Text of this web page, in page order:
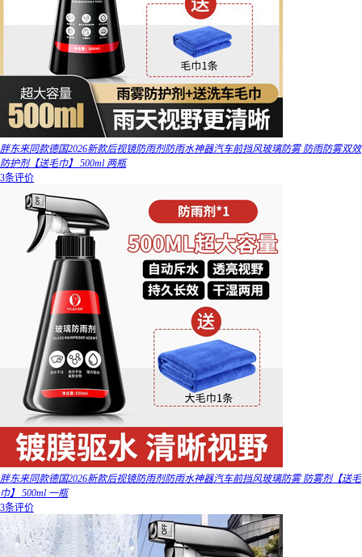
胖东来同款德国2026新款后视镜防雨剂防雨水神器汽车前挡风玻璃防雾 防雨防雾双效
防护剂【送毛巾】 500ml 两瓶
3条评价
胖东来同款德国2026新款后视镜防雨剂防雨水神器汽车前挡风玻璃防雾 防雾剂【送毛
巾】 500ml 一瓶
3条评价